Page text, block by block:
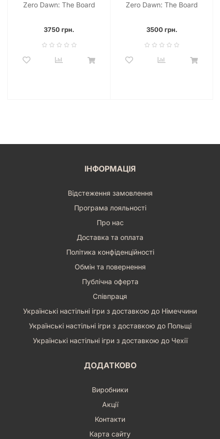
Zero Dawn: The Board
3750 грн.
Zero Dawn: The Board
3500 грн.
ІНФОРМАЦІЯ
Відстеження замовлення
Програма лояльності
Про нас
Доставка та оплата
Політика конфіденційності
Обмін та повернення
Публічна оферта
Співпраця
Українські настільні ігри з доставкою до Німеччини
Українські настільні ігри з доставкою до Польщі
Українські настільні ігри з доставкою до Чехії
ДОДАТКОВО
Виробники
Акції
Контакти
Карта сайту